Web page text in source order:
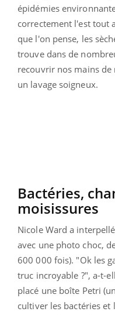
épidémies
correctement l'est tout
que l'on pense, les
trouve dans de
recouvrir nos mains de
un lavage soigneux.
Bactéries,
moisissures
Nicole Ward a
avec une photo choc,
600 000 fois). "Ok les
truc incroyable ?", a-t-
placé une boîte Petri (
cultiver les bactéries